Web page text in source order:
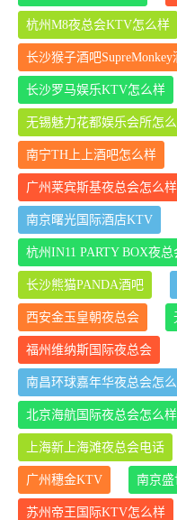
杭州M8夜总会KTV怎么样
长沙猴子酒吧
长沙罗马娱乐KTV怎么样
无锡魅力花都娱乐会所怎
南宁TH上上酒吧怎么样
广州莱宾斯基夜总会怎么样
南京曙光国际酒店KTV
杭州IN11 PARTY BOX夜总
长沙熊猫PANDA酒吧
西安金玉皇朝夜总会
福州维纳斯国际夜总会
南昌环球嘉年华夜总会怎
北京海航国际夜总会怎么样
上海新上海滩夜总会电话
广州穗金KTV 南京
苏州帝王国际KTV怎么样